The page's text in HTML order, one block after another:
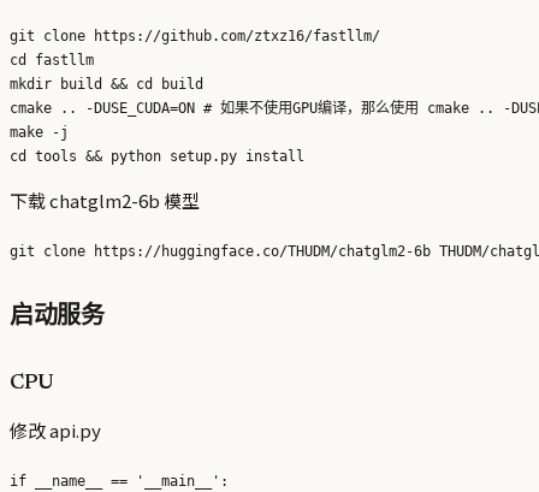
git clone https://github.com/ztxz16/fastllm/
cd fastllm
mkdir build && cd build
cmake .. -DUSE_CUDA=ON # 如果不使用GPU编译，那么使用 cmake .. -
make -j
下载 chatglm2-6b 模型
启动服务
CPU
修改 api.py
if __name__ == '__main__':